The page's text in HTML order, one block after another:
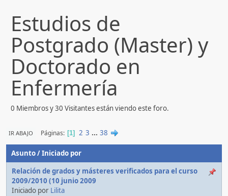
Estudios de
Postgrado (Master) y
Doctorado en
Enfermería
0 Miembros y 30 Visitantes están viendo este foro.
IR ABAJO Páginas 1 2 3 ... 38
Asunto/Iniciado por
Relación de grados y másteres verificados para el curso
2009/2010 (10 junio 2009
Iniciado por Lilita